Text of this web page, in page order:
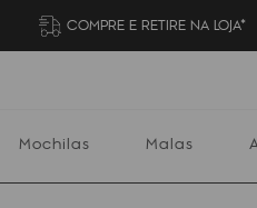
COMPRE E RETIRE NA LOJA*
Mochilas Malas